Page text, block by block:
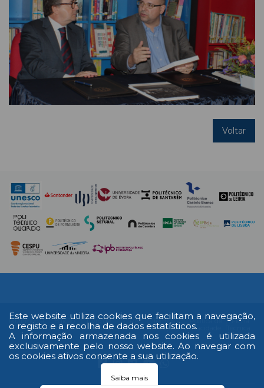
Este website utiliza cookies que facilitam a navegação,
o registo e a recolha de dados estatísticos.
A informação armazenada nos cookies é utilizada
exclusivamente pelo nosso website. Ao navegar com
os cookies ativos consente a sua utilização.
Saiba mais
Voltar
Multimédia
Edição
Impressa
Livro de
reclamações
RAL
Termos e
Condições
Política de
Privacidade
Ficha